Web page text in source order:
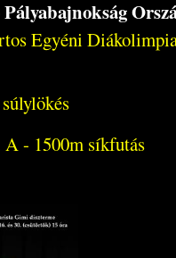
Egyéni
A - 1500m síkfutás